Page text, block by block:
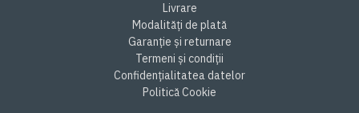
Livrare
Modalități de plată
Garanție și returnare
Termeni și condiții
Confidențialitatea datelor
Politică Cookie